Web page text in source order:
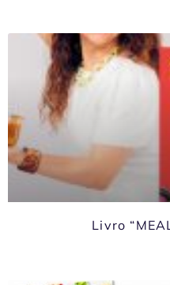
Livro